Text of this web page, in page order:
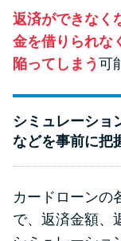
返済ができなく
金を借りられな
陥ってしまう 可
シミュレーショ
などを事前に把
カードローンの
で、返済金額、